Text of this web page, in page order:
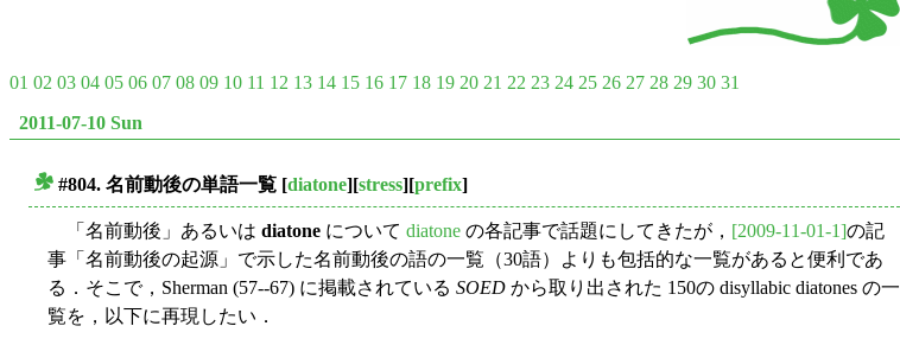
01 02 03 04 05 06 07 08 09 10 11 12 13 14 15 16 17 18 19 20 21 22 23 24 25 26 27 28 29 30 31
2011-07-10 Sun
#804. 名前動後の単語一覧 [diatone][stress][prefix]
「名前動後」あるいは diatone について diatone の各記事で話題にしてきたが， [2009-11-01-1]の記
事「名前動後の起源」で示した名前動後の語の一覧（30語）よりも包括的な一覧があると便利であ
る．そこで，Sherman (57--67) に掲載されている SOED から取り出された 150の disyllabic diatones の一
覧を，以下に再現したい．